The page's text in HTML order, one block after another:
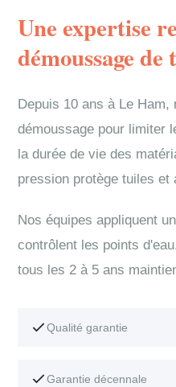
Une expertise
démoussage
Depuis 10 ans à Le Ham,
démoussage pour limiter
la durée de vie des
pression protège tuiles et
Nos équipes appliquent
contrôlent les points
tous les 2 à 5 ans
Qualité garantie
Garantie décennale